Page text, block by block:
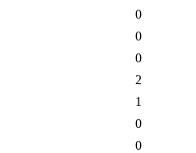
0
0
0
2
1
0
0